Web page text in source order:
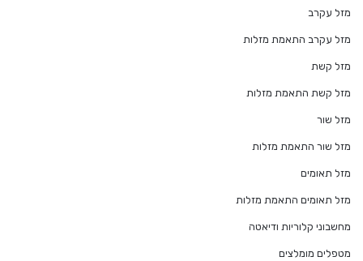
מזל עקרב
מזל עקרב התאמת מזלות
מזל קשת
מזל קשת התאמת מזלות
מזל שור
מזל שור התאמת מזלות
מזל תאומים
מזל תאומים התאמת מזלות
מחשבוני קלוריות ודיאטה
מטפלים מומלצים